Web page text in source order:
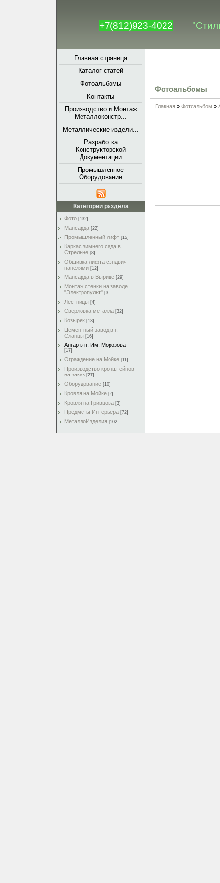
+7(812)923-4022
Главная страница
Каталог статей
Фотоальбомы
Контакты
Производство и Монтаж
Металлоконстр...
Металлические издели...
Разработка
Конструкторской
Документации
Промышленное
Оборудование
Категории раздела
Фото [132]
Мансарда [22]
Промышленный лифт [15]
Каркас зимнего сада в
Стрельне [8]
Обшивка лифта сэндвич
панелями [12]
Мансарда в Вырице [29]
Монтаж стенки на заводе
"Электропульт" [3]
Лестницы [4]
Сверловка металла [32]
Козырек [13]
Цементный завод в г.
Сланцы [16]
Ангар в п. Им. Морозова
[17]
Ограждение на Мойке [11]
Производство кронштейнов
на заказ [27]
Оборудование [10]
Кровля на Мойке [2]
Кровля на Гривцова [3]
Предметы Интерьера [72]
МеталлоИзделия [102]
Фотоальбомы
Главная » Фотоальбом »